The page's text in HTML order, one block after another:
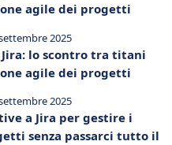
agile dei progetti
2025
Jira: lo scontro tra titani
agile dei progetti
2025
a Jira per gestire i
senza passarci tutto il